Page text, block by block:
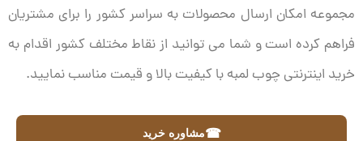
مجموعه امکان ارسال محصولات به سراسر کشور را برای مشتریان
فراهم کرده است و شما می توانید از نقاط مختلف کشور اقدام به
خرید اینترنتی چوب لمبه با کیفیت بالا و قیمت مناسب نمایید.
☎مشاوره خرید